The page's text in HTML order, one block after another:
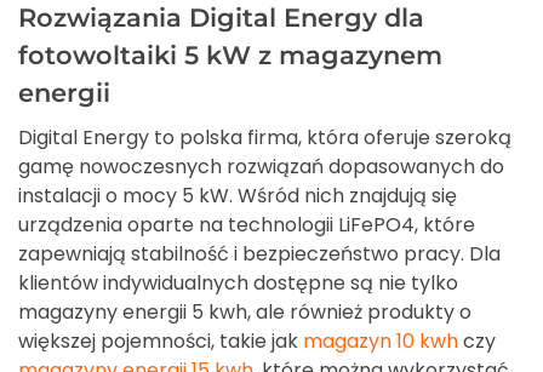
Rozwiązania Digital Energy dla
fotowoltaiki 5 kW z magazynem
energii
Digital Energy to polska firma, która oferuje szeroką
gamę nowoczesnych rozwiązań dopasowanych do
instalacji o mocy 5 kW. Wśród nich znajdują się
urządzenia oparte na technologii LiFePO4, które
zapewniają stabilność i bezpieczeństwo pracy. Dla
klientów indywidualnych dostępne są nie tylko
magazyny energii 5 kwh, ale również produkty o
większej pojemności, takie jak magazyn 10 kwhczy